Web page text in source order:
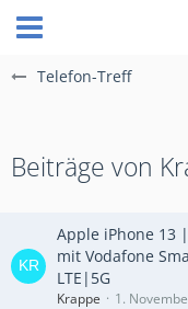
Telefon-Treff
Beiträge von
Apple iPhone 13
mit Vodafone
LTE|5G
Krappe 1.